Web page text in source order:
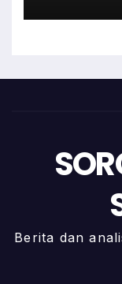
Berita dan